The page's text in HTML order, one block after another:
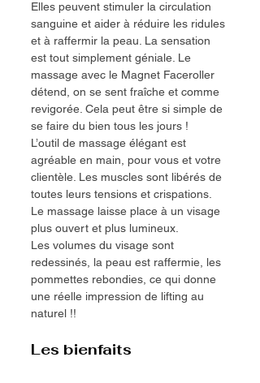
Elles peuvent stimuler la circulation
sanguine et aider à réduire les ridules
et à raffermir la peau. La sensation
est tout simplement géniale. Le
massage avec le Magnet Faceroller
détend, on se sent fraîche et comme
revigorée. Cela peut être si simple de
se faire du bien tous les jours !
L’outil de massage élégant est
agréable en main, pour vous et votre
clientèle. Les muscles sont libérés de
toutes leurs tensions et crispations.
Le massage laisse place à un visage
plus ouvert et plus lumineux.
Les volumes du visage sont
redessinés, la peau est raffermie, les
pommettes rebondies, ce qui donne
une réelle impression de lifting au
naturel !!
Les bienfaits